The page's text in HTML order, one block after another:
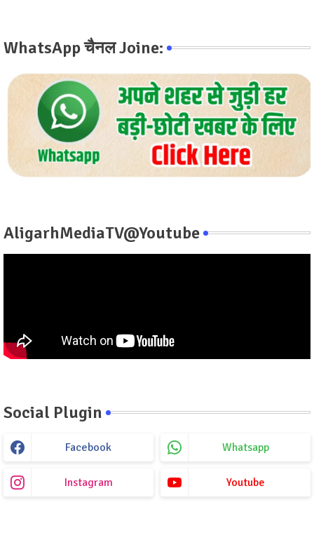
WhatsApp चैनल Joine:
AligarhMediaTV@Youtube
Social Plugin
Facebook Whatsapp
Instagram Youtube